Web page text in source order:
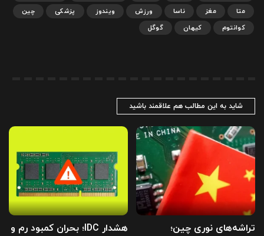
متا
مغز ناسا ورزش ویندوز پزشکی
چین
کوانتوم
کیهان گوگل
شاید به این مطالب هم علاقمند باشید
تراشه‌های نوری چین؛
هشدار IDC؛ بحران کمبود رم و